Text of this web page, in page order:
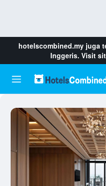
hotelscombined.my juga
Inggeris. Visit